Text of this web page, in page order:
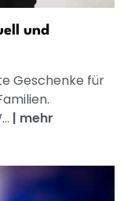
und
Geschenke für
| mehr